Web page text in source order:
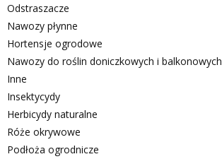
Odstraszacze
Nawozy płynne
Hortensje ogrodowe
Nawozy do roślin doniczkowych i balkonowych
Inne
Insektycydy
Herbicydy naturalne
Róże okrywowe
Podłoża ogrodnicze